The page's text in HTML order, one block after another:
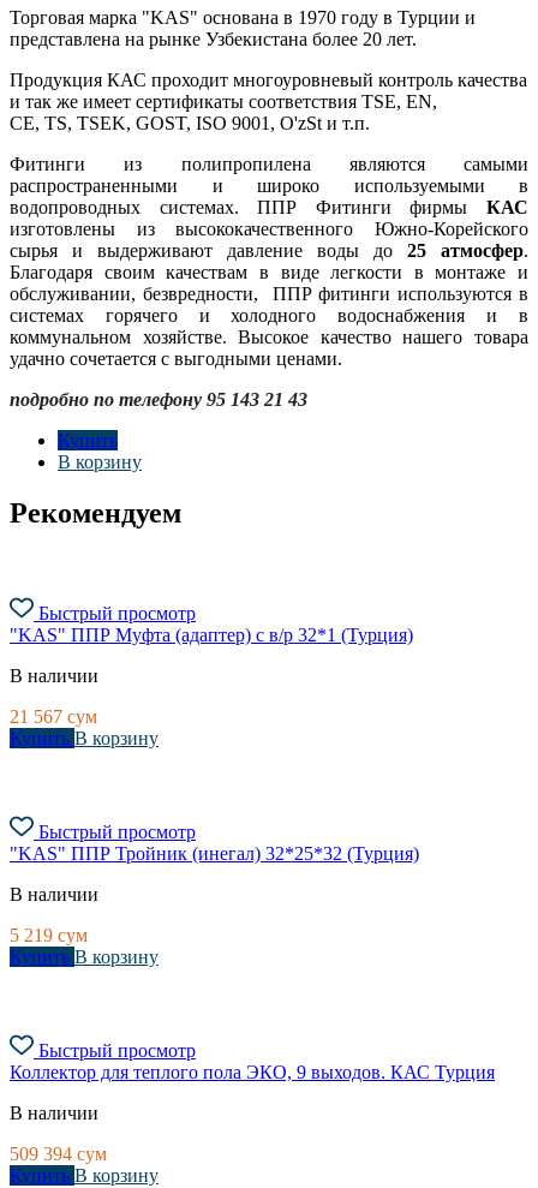
Торговая марка "KAS" основана в 1970 году в Турции и
представлена на рынке Узбекистана более 20 лет.
Продукция КАС проходит многоуровневый контроль качества
и так же имеет сертификаты соответствия TSE, EN,
CE, TS, TSEK, GOST, ISO 9001, O'zSt и т.п.
Фитинги из полипропилена являются самыми
распространенными и широко используемыми в
водопроводных системах. ППР Фитинги фирмы КАС
изготовлены из высококачественного Южно-Корейского
сырья и выдерживают давление воды до 25 атмосфер.
Благодаря своим качествам в виде легкости в монтаже и
обслуживании, безвредности, ППР фитинги используются в
системах горячего и холодного водоснабжения и в
коммунальном хозяйстве. Высокое качество нашего товара
удачно сочетается с выгодными ценами.
подробно по телефону 95 143 21 43
Купить
В корзину
Рекомендуем
Быстрый просмотр
"KAS" ППР Муфта (адаптер) с в/р 32*1 (Турция)
В наличии
21 567 сум
Купить В корзину
Быстрый просмотр
"KAS" ППР Тройник (инегал) 32*25*32 (Турция)
В наличии
5 219 сум
Купить В корзину
Быстрый просмотр
Коллектор для теплого пола ЭКО, 9 выходов. КАС Турция
В наличии
509 394 сум
Купить В корзину